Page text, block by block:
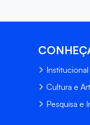
Institucional
Cultura e
Pesquisa e